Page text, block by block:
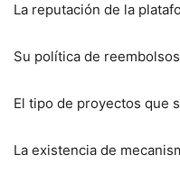
La reputación de la
Su política de
El tipo de proyectos que
La existencia de